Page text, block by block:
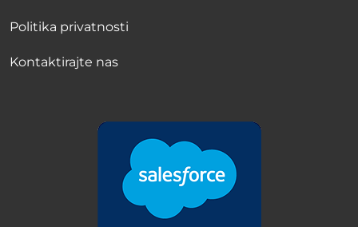
Politika privatnosti
Kontaktirajte nas